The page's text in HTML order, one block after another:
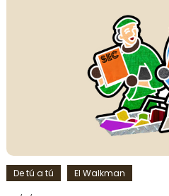
De tú a tú El Walkman